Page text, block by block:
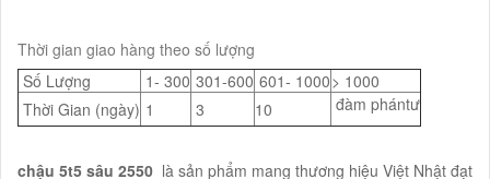
Thời gian giao hàng theo số lượng
Số Lượng
1- 300 301-600 601- 1000> 1000
Thời Gian (ngày) 1 3 10 đàm phántư
chậu 5t5 sâu 2550 là sản phẩm mang thương hiệu Việt Nhật đạt